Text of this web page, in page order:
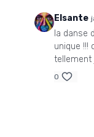
Elsante
la danse
unique !!!
tellement
0